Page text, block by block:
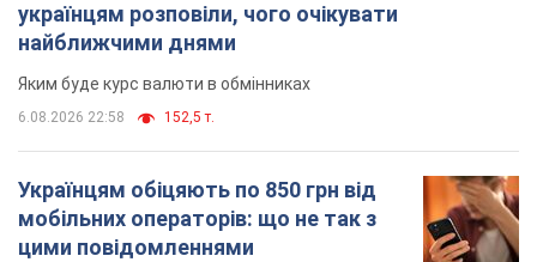
українцям розповіли, чого очікувати
найближчими днями
Яким буде курс валюти в обмінниках
6.08.2026 22:58 152,5 т.
Українцям обіцяють по 850 грн від
мобільних операторів: що не так з
цими повідомленнями